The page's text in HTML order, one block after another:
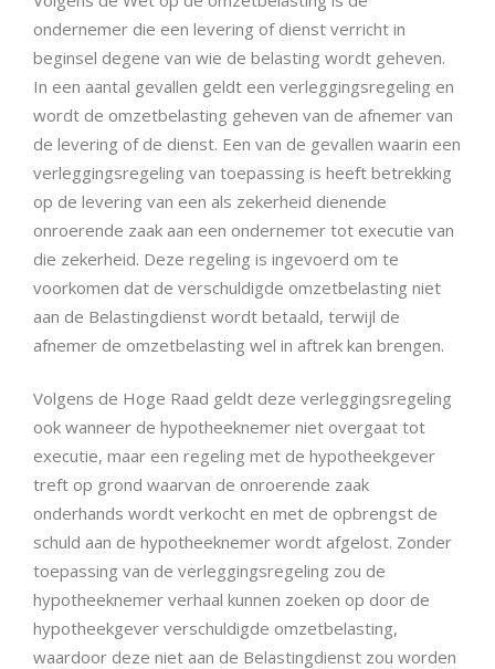
ondernemer die een levering of dienst verricht in
beginsel degene van wie de belasting wordt geheven.
In een aantal gevallen geldt een verleggingsregeling en
wordt de omzetbelasting geheven van de afnemer van
de levering of de dienst. Een van de gevallen waarin een
verleggingsregeling van toepassing is heeft betrekking
op de levering van een als zekerheid dienende
onroerende zaak aan een ondernemer tot executie van
die zekerheid. Deze regeling is ingevoerd om te
voorkomen dat de verschuldigde omzetbelasting niet
aan de Belastingdienst wordt betaald, terwijl de
afnemer de omzetbelasting wel in aftrek kan brengen.
Volgens de Hoge Raad geldt deze verleggingsregeling
ook wanneer de hypotheeknemer niet overgaat tot
executie, maar een regeling met de hypotheekgever
treft op grond waarvan de onroerende zaak
onderhands wordt verkocht en met de opbrengst de
schuld aan de hypotheeknemer wordt afgelost. Zonder
toepassing van de verleggingsregeling zou de
hypotheeknemer verhaal kunnen zoeken op door de
hypotheekgever verschuldigde omzetbelasting,
waardoor deze niet aan de Belastingdienst zou worden